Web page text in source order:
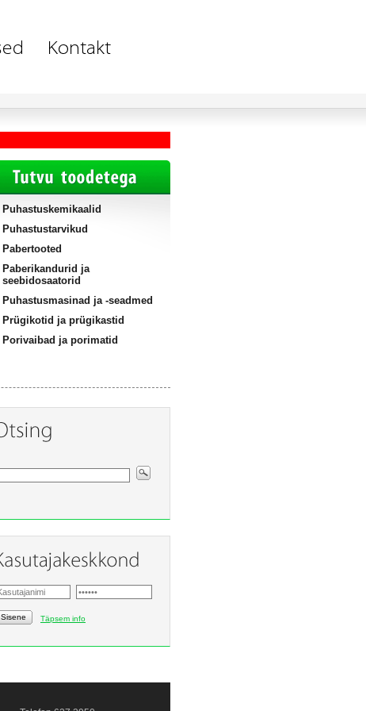
Puhastuskemikaalid
Puhastustarvikud
Pabertooted
Paberikandurid ja
seebidosaatorid
Puhastusmasinad ja -seadmed
Prügikotid ja prügikastid
Porivaibad ja porimatid
Sisene Täpsem info